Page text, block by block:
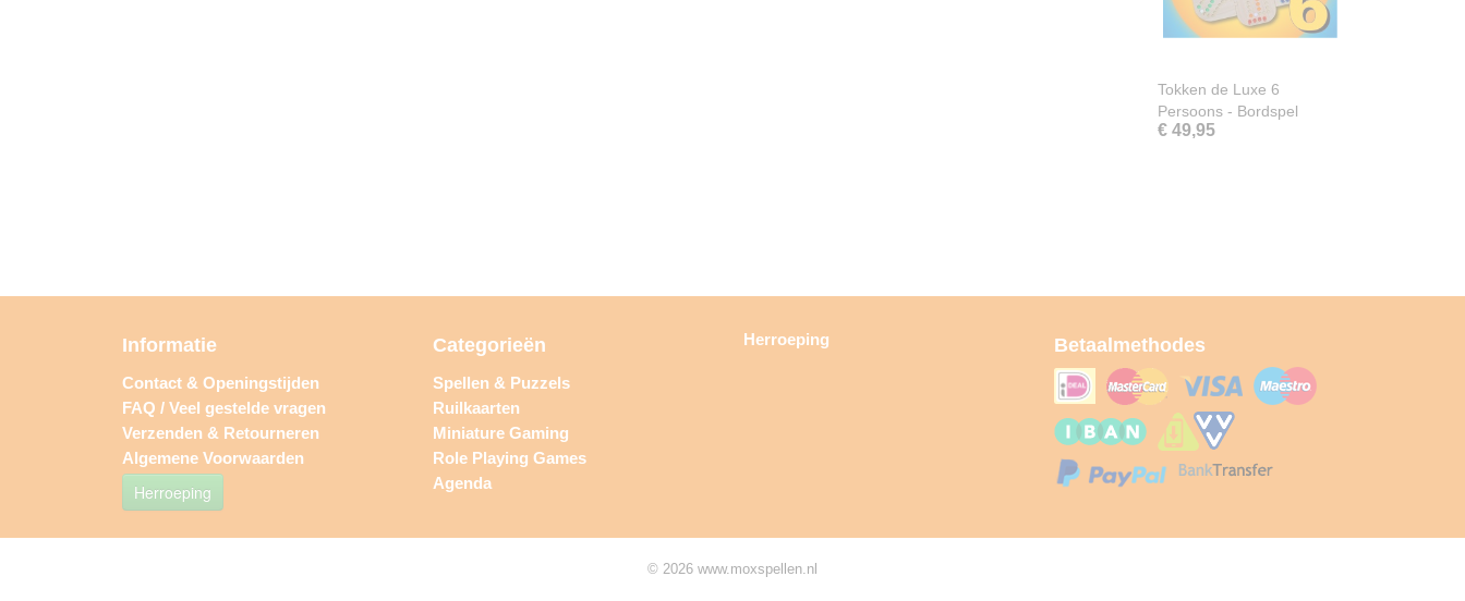
Tokken de Luxe 6
Persoons - Bordspel
€ 49,95
Informatie
Contact & Openingstijden
FAQ / Veel gestelde vragen
Verzenden & Retourneren
Algemene Voorwaarden
Herroeping
Categorieën
Spellen & Puzzels
Ruilkaarten
Miniature Gaming
Role Playing Games
Agenda
Herroeping Betaalmethodes
© 2026 www.moxspellen.nl